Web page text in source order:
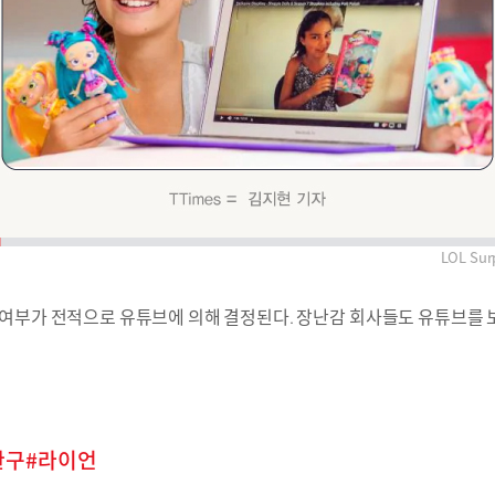
LOL
부가 전적으로 유튜브에 의해 결정된다. 장난감 회사들도 유튜브를
구 라이언